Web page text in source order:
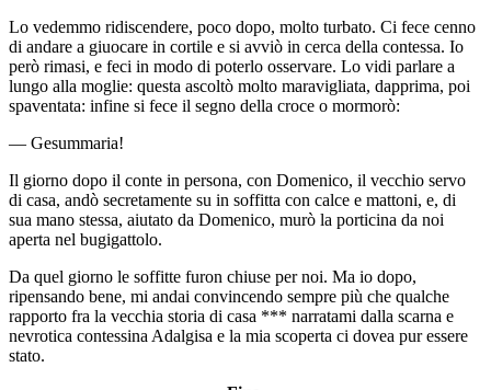
Lo vedemmo ridiscendere, poco dopo, molto turbato. Ci fece cenno
di andare a giuocare in cortile e si avviò in cerca della contessa. Io
però rimasi, e feci in modo di poterlo osservare. Lo vidi parlare a
lungo alla moglie: questa ascoltò molto maravigliata, dapprima, poi
spaventata: infine si fece il segno della croce o mormorò:
— Gesummaria!
Il giorno dopo il conte in persona, con Domenico, il vecchio servo
di casa, andò secretamente su in soffitta con calce e mattoni, e, di
sua mano stessa, aiutato da Domenico, murò la porticina da noi
aperta nel bugigattolo.
Da quel giorno le soffitte furon chiuse per noi. Ma io dopo,
ripensando bene, mi andai convincendo sempre più che qualche
rapporto fra la vecchia storia di casa *** narratami dalla scarna e
nevrotica contessina Adalgisa e la mia scoperta ci dovea pur essere
stato.